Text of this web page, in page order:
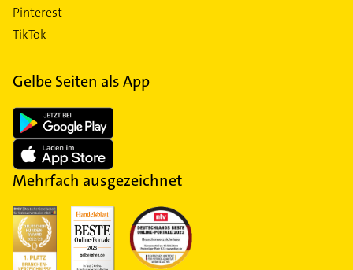
Pinterest
TikTok
Gelbe Seiten als App
Mehrfach ausgezeichnet